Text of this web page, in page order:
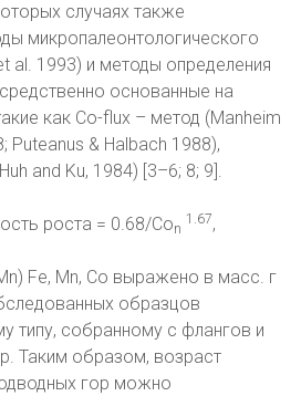
случаях также
микропалеонтологического
al. 1993) и методы определения
основанные на
как Co-flux – метод (Manheim
Puteanus & Halbach 1988),
and Ku, 1984) [3–6; 8; 9].
роста = 0.68/Соn
1.67,
Fe, Mn, Со выражено в масс. г
образцов
типу, собранному с флангов и
Таким образом, возраст
гор можно